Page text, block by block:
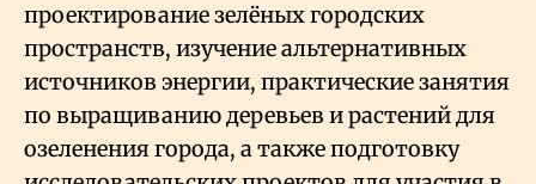
проектирование зелёных городских
пространств, изучение альтернативных
источников энергии, практические занятия
по выращиванию деревьев и растений для
озеленения города, а также подготовку